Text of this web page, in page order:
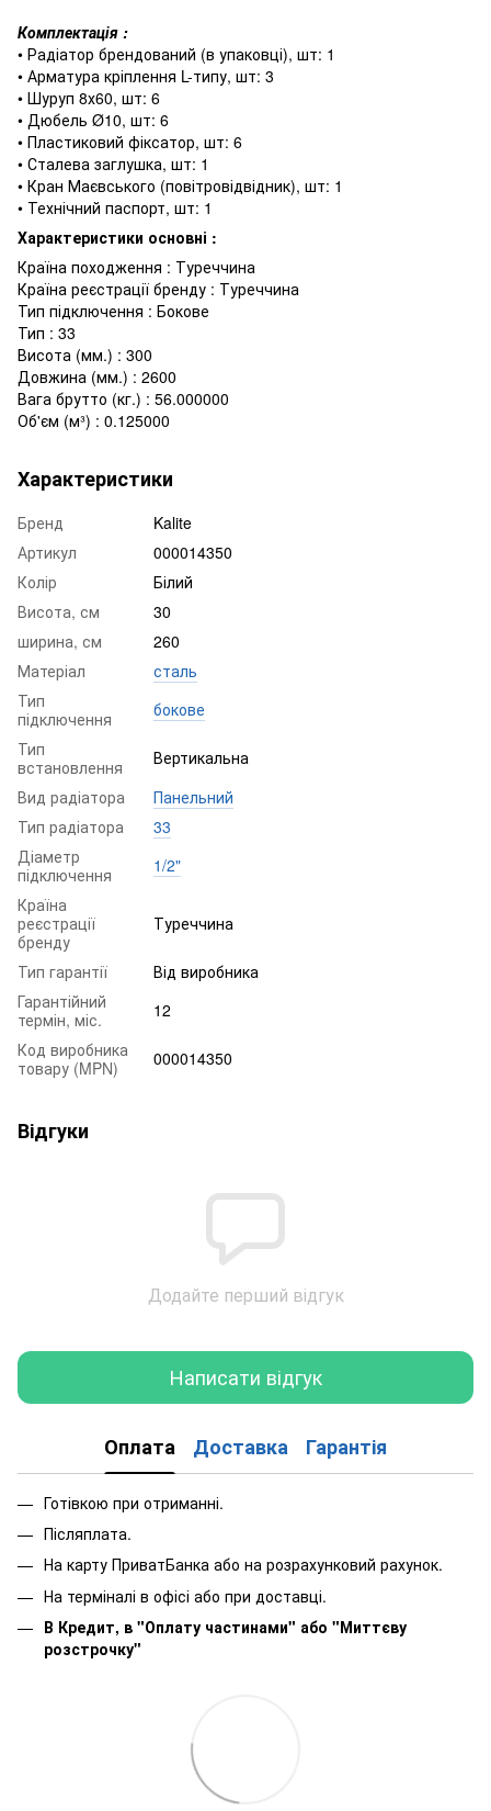
Комплектація :
• Радіатор брендований (в упаковці), шт: 1
• Арматура кріплення L-типу, шт: 3
• Шуруп 8х60, шт: 6
• Дюбель Ø10, шт: 6
• Пластиковий фіксатор, шт: 6
• Сталева заглушка, шт: 1
• Кран Маєвського (повітровідвідник), шт: 1
• Технічний паспорт, шт: 1
Характеристики основні :
Країна походження : Туреччина
Країна реєстрації бренду : Туреччина
Тип підключення : Бокове
Тип : 33
Висота (мм.) : 300
Довжина (мм.) : 2600
Вага брутто (кг.) : 56.000000
Об'єм (м³) : 0.125000
Характеристики
Бренд
Kalite
Артикул
000014350
Колір
Білий
Висота, см
30
ширина, см
260
Матеріал
сталь
Тип
підключення
бокове
Тип
встановлення
Вертикальна
Вид радіатора
Панельний
Тип радіатора
33
Діаметр
підключення
1/2"
Країна
реєстрації
бренду
Туреччина
Тип гарантії
Від виробника
Гарантійний
термін, міс.
12
Код виробника
товару (MPN)
000014350
Відгуки
Додайте перший відгук
Написати відгук
Оплата Доставка Гарантія
Готівкою при отриманні.
Післяплата.
На карту ПриватБанка або на розрахунковий рахунок.
На терміналі в офісі або при доставці.
В Кредит, в "Оплату частинами" або "Миттєву
розстрочку"